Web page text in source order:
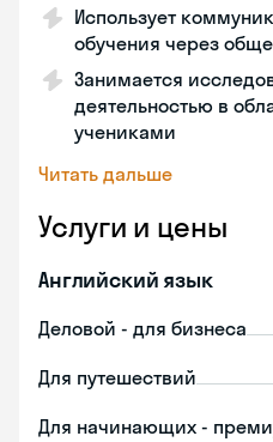
Использует
обучения через
Занимается
деятельностью в
учениками
Читать дальше
Услуги и цены
Английский язык
Деловой - для бизнеса
Для путешествий
Для начинающих -